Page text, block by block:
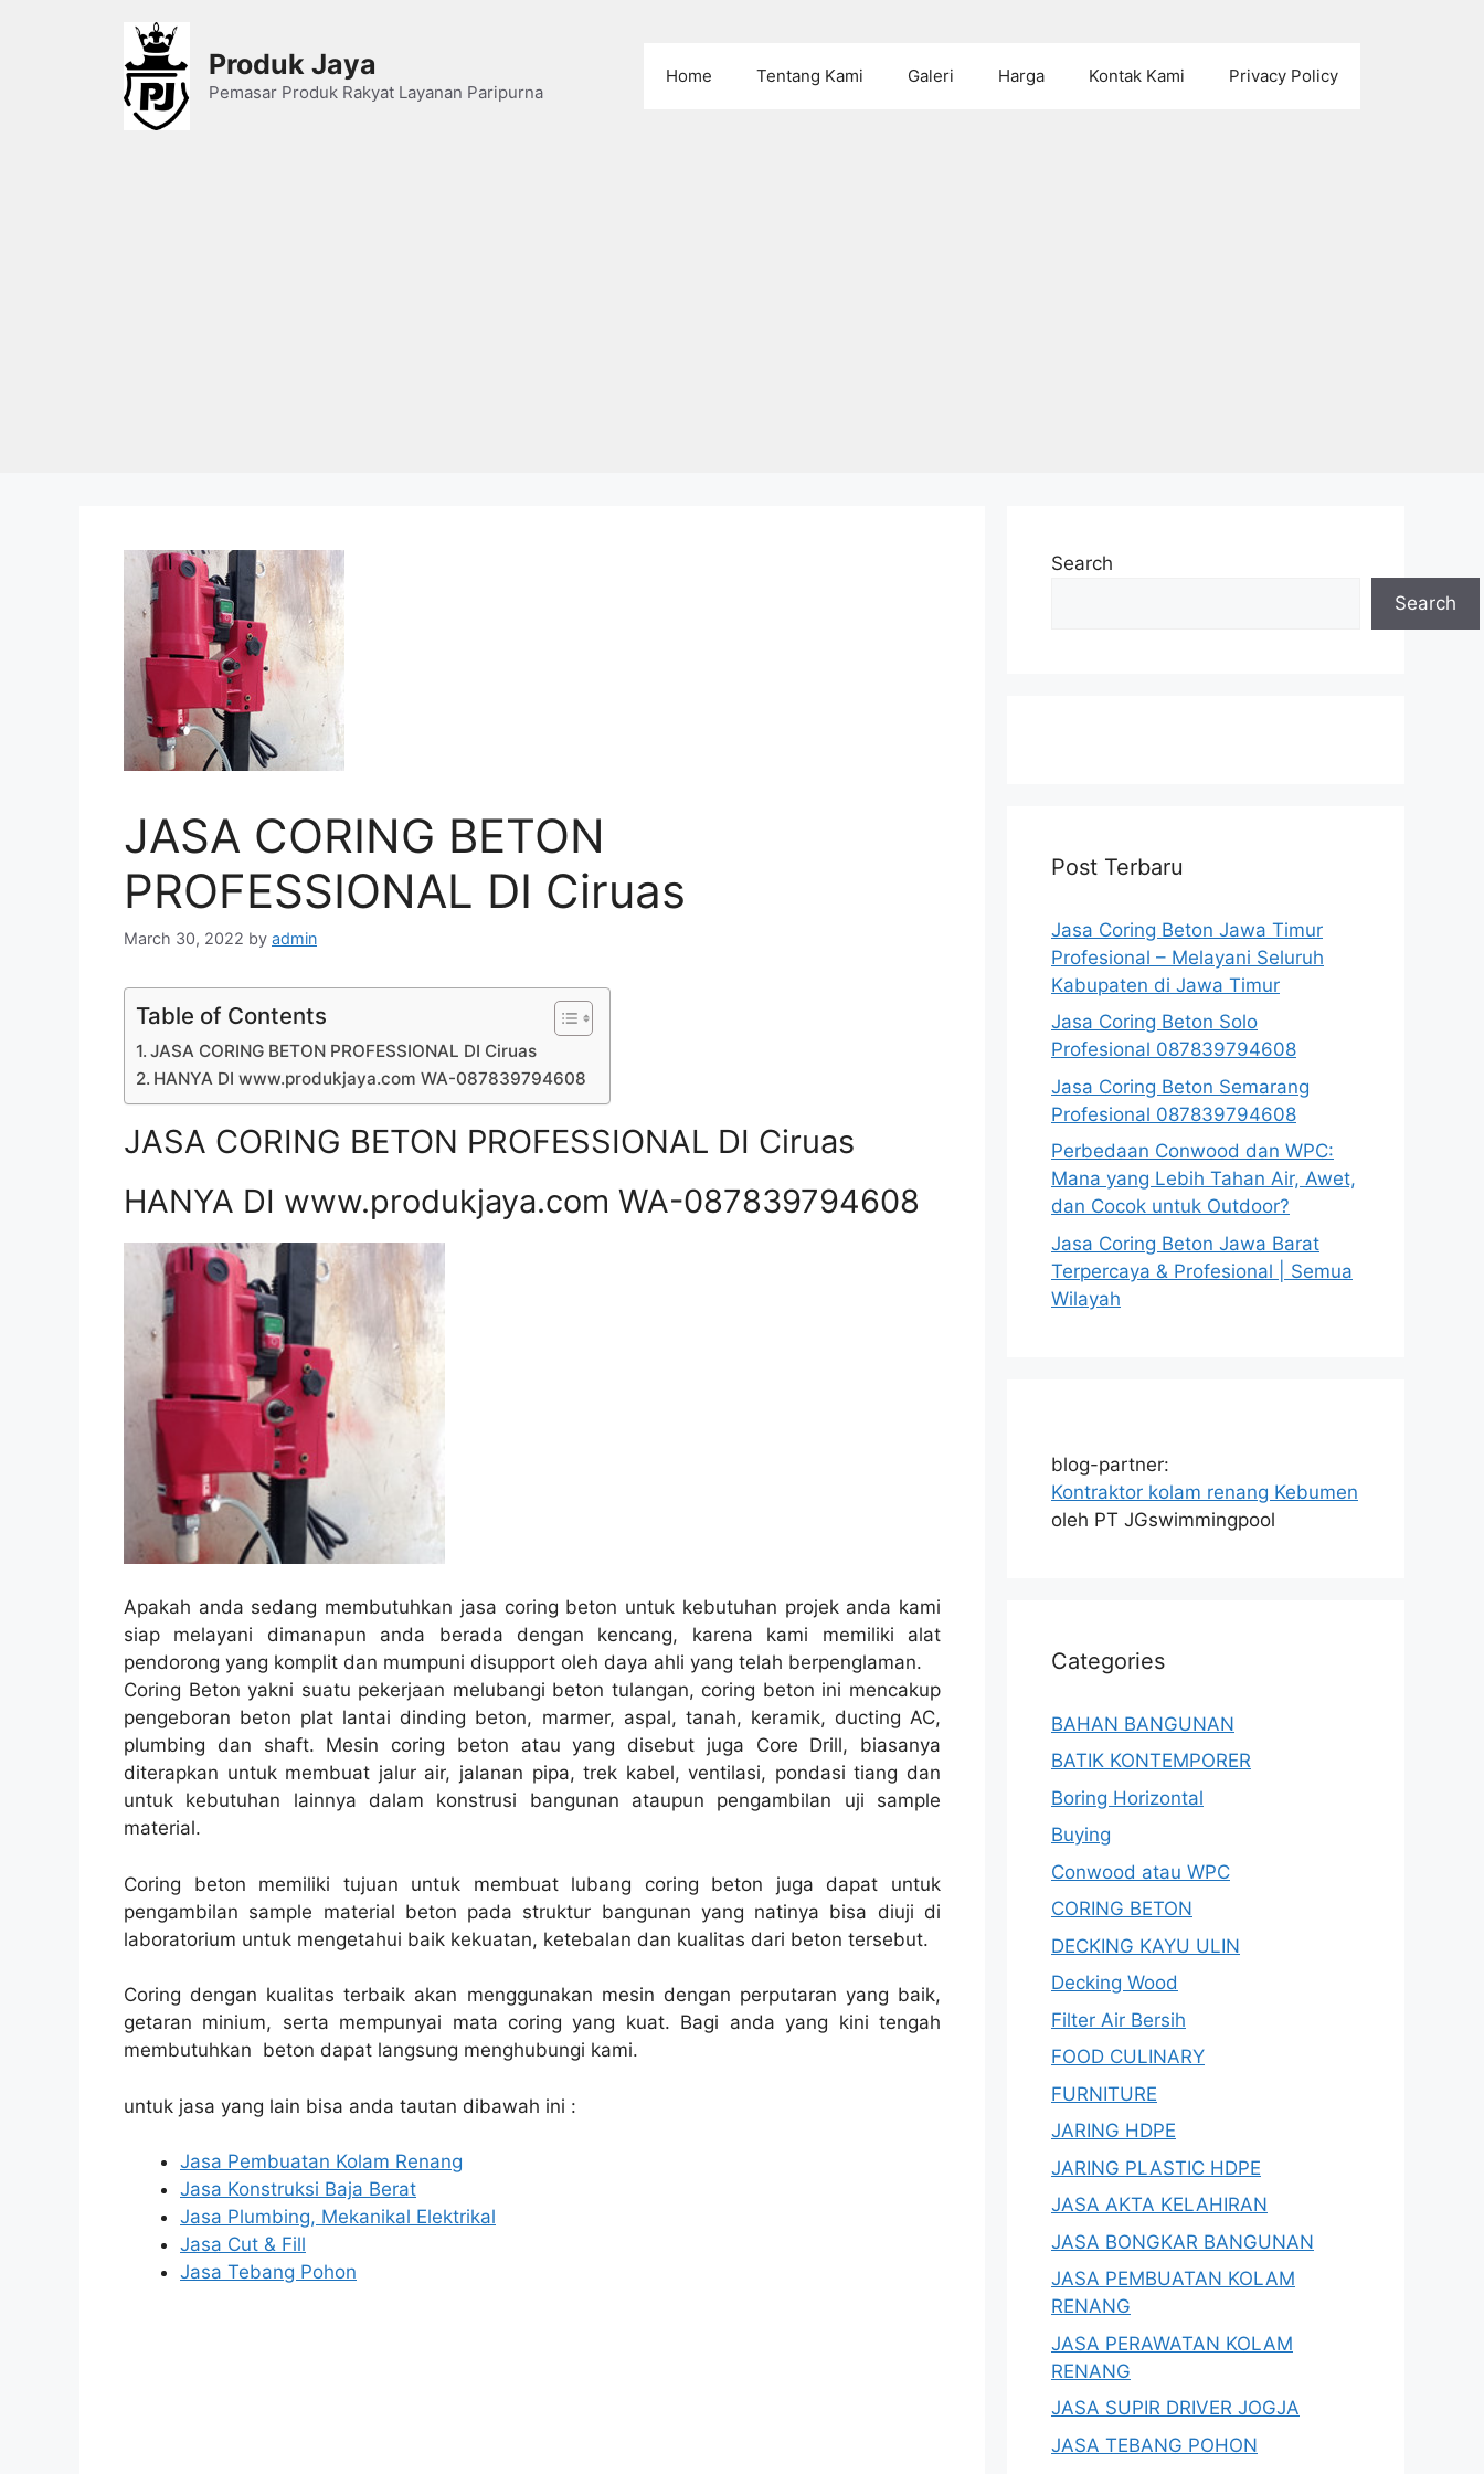
Produk Jaya
Pemasar Produk Rakyat Layanan Paripurna
Home Tentang Kami Galeri Harga Kontak Kami Privacy Policy
JASA CORING BETON
PROFESSIONAL DI Ciruas
March 30, 2022 by admin
Table of Contents
JASA CORING BETON PROFESSIONAL DI Ciruas
HANYA DI www.produkjaya.com WA-087839794608
JASA CORING BETON PROFESSIONAL DI Ciruas
HANYA DI www.produkjaya.com WA-087839794608
Apakah anda sedang membutuhkan jasa coring beton untuk kebutuhan projek anda kami
siap melayani dimanapun anda berada dengan kencang, karena kami memiliki alat
pendorong yang komplit dan mumpuni disupport oleh daya ahli yang telah berpenglaman.
Coring Beton yakni suatu pekerjaan melubangi beton tulangan, coring beton ini mencakup
pengeboran beton plat lantai dinding beton, marmer, aspal, tanah, keramik, ducting AC,
plumbing dan shaft. Mesin coring beton atau yang disebut juga Core Drill, biasanya
diterapkan untuk membuat jalur air, jalanan pipa, trek kabel, ventilasi, pondasi tiang dan
untuk kebutuhan lainnya dalam konstrusi bangunan ataupun pengambilan uji sample
material.
Coring beton memiliki tujuan untuk membuat lubang coring beton juga dapat untuk
pengambilan sample material beton pada struktur bangunan yang natinya bisa diuji di
laboratorium untuk mengetahui baik kekuatan, ketebalan dan kualitas dari beton tersebut.
Coring dengan kualitas terbaik akan menggunakan mesin dengan perputaran yang baik,
getaran minium, serta mempunyai mata coring yang kuat. Bagi anda yang kini tengah
membutuhkan beton dapat langsung menghubungi kami.
untuk jasa yang lain bisa anda tautan dibawah ini :
Jasa Pembuatan Kolam Renang
Jasa Konstruksi Baja Berat
Jasa Plumbing, Mekanikal Elektrikal
Jasa Cut & Fill
Jasa Tebang Pohon
Search
Search
Post Terbaru
Jasa Coring Beton Jawa Timur
Profesional – Melayani Seluruh
Kabupaten di Jawa Timur
Jasa Coring Beton Solo
Profesional 087839794608
Jasa Coring Beton Semarang
Profesional 087839794608
Perbedaan Conwood dan WPC:
Mana yang Lebih Tahan Air, Awet,
dan Cocok untuk Outdoor?
Jasa Coring Beton Jawa Barat
Terpercaya & Profesional | Semua
Wilayah
blog-partner:
Kontraktor kolam renang Kebumen
oleh PT JGswimmingpool
Categories
BAHAN BANGUNAN
BATIK KONTEMPORER
Boring Horizontal
Buying
Conwood atau WPC
CORING BETON
DECKING KAYU ULIN
Decking Wood
Filter Air Bersih
FOOD CULINARY
FURNITURE
JARING HDPE
JARING PLASTIC HDPE
JASA AKTA KELAHIRAN
JASA BONGKAR BANGUNAN
JASA PEMBUATAN KOLAM
RENANG
JASA PERAWATAN KOLAM
RENANG
JASA SUPIR DRIVER JOGJA
JASA TEBANG POHON